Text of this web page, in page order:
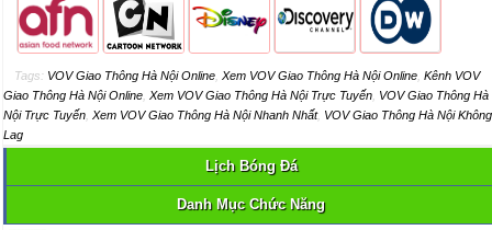
Tags: VOV Giao Thông Hà Nội Online Xem VOV Giao Thông Hà Nội Online Kênh VOV
Giao Thông Hà Nội Online Xem VOV Giao Thông Hà Nội Trực Tuyến VOV Giao Thông Hà
Nội Trực Tuyến Xem VOV Giao Thông Hà Nội Nhanh Nhất, VOV Giao Thông Hà Nội Không
Lag
Lịch Bóng Đá
Danh Mục Chức Năng